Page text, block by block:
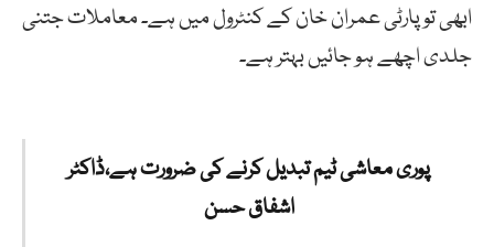
ابھی تو پارٹی عمران خان کے کنٹرول میں ہے۔ معاملات جتنی
جلدی اچھے ہو جائیں بہتر ہے۔
پوری معاشی ٹیم تبدیل کرنے کی ضرورت ہے،ڈاکٹر
اشفاق حسن